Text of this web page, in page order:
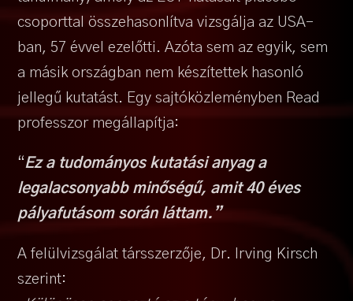
csoporttal összehasonlítva vizsgálja az USA-
ban, 57 évvel ezelőtti. Azóta sem az egyik, sem
a másik országban nem készítettek hasonló
jellegű kutatást. Egy sajtóközleményben Read
professzor megállapítja:
“Ez a tudományos kutatási anyag a
legalacsonyabb minőségű, amit 40 éves
pályafutásom során láttam.”
A felülvizsgálat társszerzője, Dr. Irving Kirsch
szerint: